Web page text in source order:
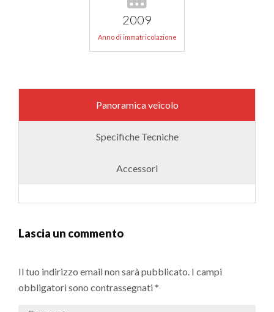
2009
Anno di immatricolazione
Panoramica veicolo
Specifiche Tecniche
Accessori
Lascia un commento
Il tuo indirizzo email non sarà pubblicato. I campi
obbligatori sono contrassegnati*